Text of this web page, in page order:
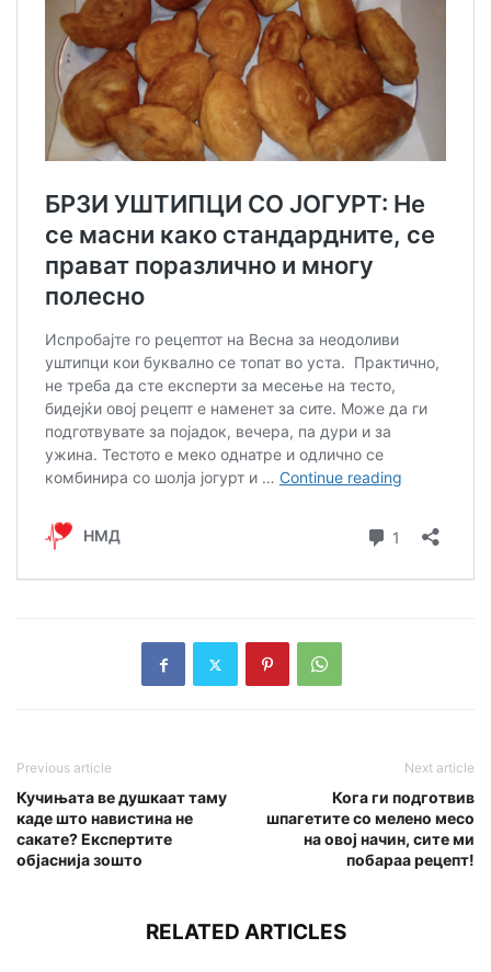
Previous article
Кучињата ве душкаат таму
каде што навистина не
сакате? Експертите
објаснија зошто
Next article
Кога ги подготвив
шпагетите со мелено месо
на овој начин, сите ми
побараа рецепт!
RELATED ARTICLES